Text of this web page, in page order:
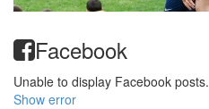
Facebook
Unable to display Facebook posts.
Show error